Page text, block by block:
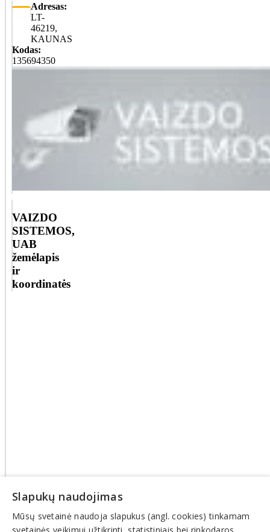
Adresas:
LT-
46219,
KAUNAS
Kodas:
135694350
VAIZDO
SISTEMOS,
UAB
žemėlapis
ir
koordinatės
Slapukų naudojimas
Mūsų svetainė naudoja slapukus (angl. cookies) tinkamam